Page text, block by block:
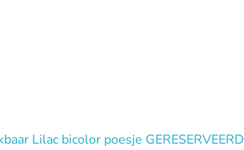
Lilac bicolor poesje GERESERVEERD